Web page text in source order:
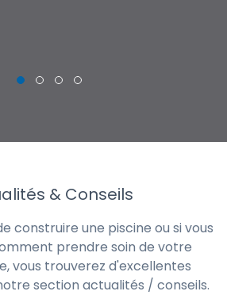
& Conseils
construire une piscine ou si vous
prendre soin de votre
vous trouverez d'excellentes
section actualités / conseils.